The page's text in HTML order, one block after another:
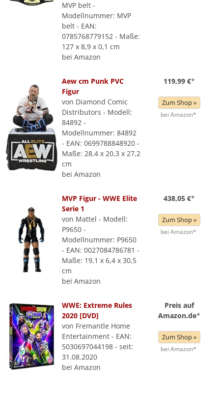
MVP belt -
Modellnummer: MVP
belt - EAN:
0785768779152 - Maße:
127 x 8,9 x 0,1 cm
bei Amazon
Aew cm Punk PVC
Figur
von Diamond Comic
Distributors - Modell:
84892 -
Modellnummer: 84892
- EAN: 0699788848920 -
Maße: 28,4 x 20,3 x 27,2
cm
bei Amazon
119,99 €*
Zum Shop »
bei Amazon*
MVP Figur - WWE Elite
Serie 1
von Mattel - Modell:
P9650 -
Modellnummer: P9650
- EAN: 0027084786781 -
Maße: 19,1 x 6,4 x 30,5
cm
bei Amazon
438,05 €*
Zum Shop »
bei Amazon*
WWE: Extreme Rules
2020 [DVD]
von Fremantle Home
Entertainment - EAN:
5030697044198 - seit:
31.08.2020
bei Amazon
Preis auf
Amazon.de*
Zum Shop »
bei Amazon*